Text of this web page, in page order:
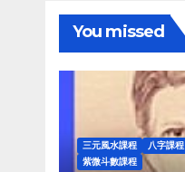
You missed
三元風水課程 八字課程
紫微斗數課程